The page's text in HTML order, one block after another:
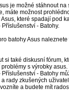
je možné stáhnout na
máte možnost
které spadají pod
- Batohy.
batohy Asus
si také diskusní fórum,
s výrobky
- Batohy
rady zkušených
a budete mít